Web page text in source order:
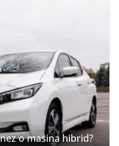
o masina hibrid?